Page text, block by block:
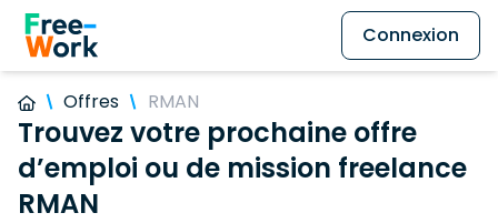
Connexion
Offres RMAN
Trouvez votre prochaine offre
d’emploi ou de mission freelance
RMAN